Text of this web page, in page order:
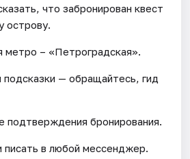
что забронирован квест
острову.
метро – «Петроградская».
подсказки — обращайтесь, гид
подтверждения бронирования.
писать в любой мессенджер.